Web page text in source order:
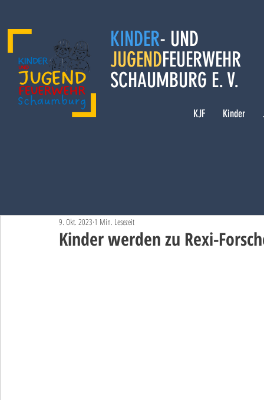
KINDER- UND
JUGENDFEUERWEHR
SCHAUMBURG E. V.
KJF Kinder
Kinder werden zu Rexi-
9. Okt. 2023 1 Min. Lesezeit